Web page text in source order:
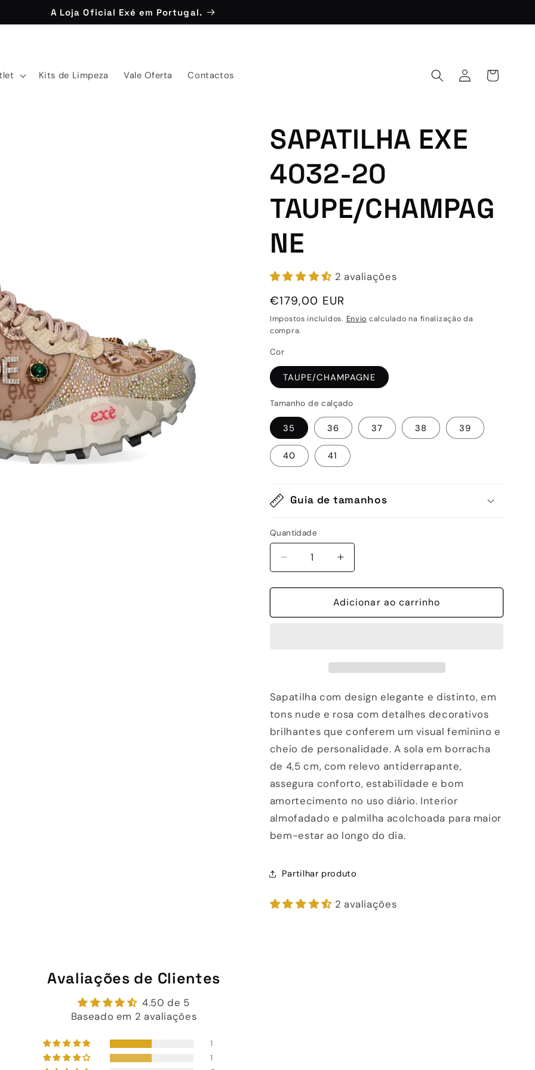
A Loja Oficial Exé em Portugal.
Kits de Limpeza Vale Oferta Contactos
Iniciar
sessão
Carrinho
SAPATILHA EXE
4032-20
TAUPE/CHAMPAG
NE
2 avaliações
Preço
normal
€179,00 EUR
Impostos incluídos. Envio calculado na finalização da
compra.
Cor
TAUPE/CHAMPAGNE
Tamanho de calçado
35 36 37 38 39
40 41
Guia de tamanhos
Quantidade
Quantidade
Diminuir
a
quantidade
SAPATILHA
Aumentar
a
quantidade
de
SAPATILHA
Adicionar ao carrinho
Sapatilha com design elegante e distinto, em
tons nude e rosa com detalhes decorativos
brilhantes que conferem um visual feminino e
cheio de personalidade. A sola em borracha
de 4,5 cm, com relevo antiderrapante,
assegura conforto, estabilidade e bom
amortecimento no uso diário. Interior
almofadado e palmilha acolchoada para maior
bem-estar ao longo do dia.
Partilhar produto
2 avaliações
Avaliações de Clientes
4.50 de 5
Baseado em 2 avaliações
1
1